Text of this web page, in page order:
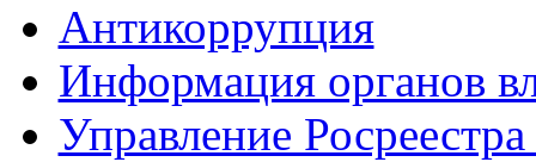
Антикоррупция
Информация органов
Управление